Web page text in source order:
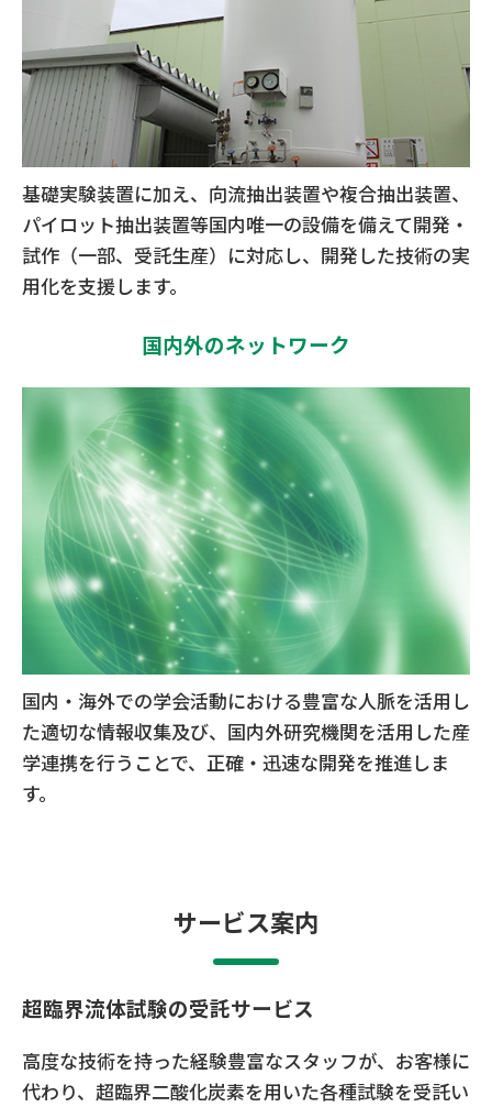
基礎実験装置に加え、向流抽出装置や複合抽出装置、
パイロット抽出装置等国内唯一の設備を備えて開発・
試作（一部、受託生産）に対応し、開発した技術の実
用化を支援します。
国内外のネットワーク
国内・海外での学会活動における豊富な人脈を活用し
た適切な情報収集及び、国内外研究機関を活用した産
学連携を行うことで、正確・迅速な開発を推進しま
す。
サービス案内
超臨界流体試験の受託サービス
高度な技術を持った経験豊富なスタッフが、お客様に
代わり、超臨界二酸化炭素を用いた各種試験を受託い